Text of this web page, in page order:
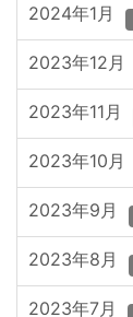
2024年1月
2023年12月
2023年11月
2023年10月
2023年9月
2023年8月
2023年7月